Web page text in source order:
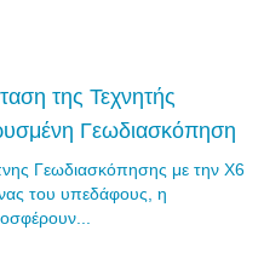
της Τεχνητής
Γεωδιασκόπηση
Γεωδιασκόπησης με την X6
του υπεδάφους, η